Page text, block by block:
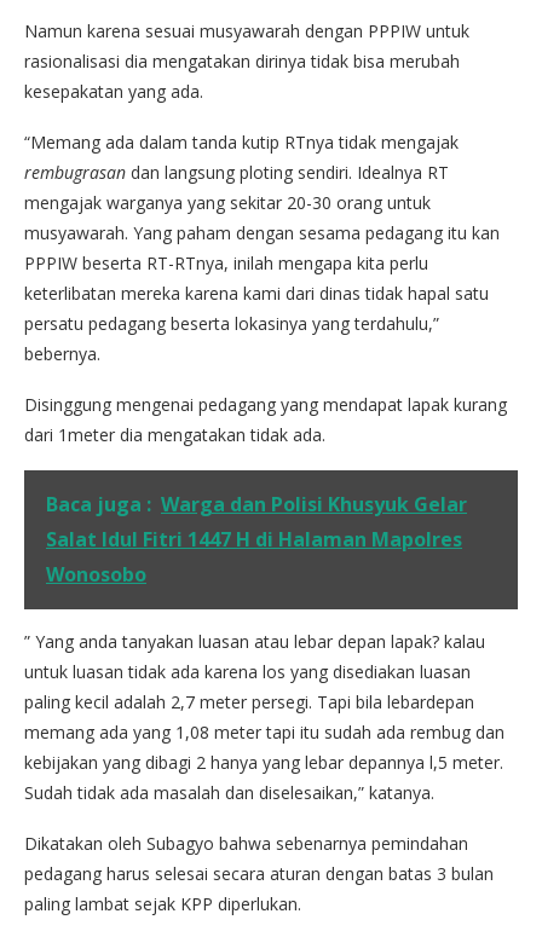
Namun karena sesuai musyawarah dengan PPPIW untuk
rasionalisasi dia mengatakan dirinya tidak bisa merubah
kesepakatan yang ada.
“Memang ada dalam tanda kutip RTnya tidak mengajak
rembugrasan dan langsung ploting sendiri. Idealnya RT
mengajak warganya yang sekitar 20-30 orang untuk
musyawarah. Yang paham dengan sesama pedagang itu kan
PPPIW beserta RT-RTnya, inilah mengapa kita perlu
keterlibatan mereka karena kami dari dinas tidak hapal satu
persatu pedagang beserta lokasinya yang terdahulu,”
bebernya.
Disinggung mengenai pedagang yang mendapat lapak kurang
dari 1meter dia mengatakan tidak ada.
Baca juga : Warga dan Polisi Khusyuk Gelar
Salat Idul Fitri 1447 H di Halaman Mapolres
Wonosobo
” Yang anda tanyakan luasan atau lebar depan lapak? kalau
untuk luasan tidak ada karena los yang disediakan luasan
paling kecil adalah 2,7 meter persegi. Tapi bila lebardepan
memang ada yang 1,08 meter tapi itu sudah ada rembug dan
kebijakan yang dibagi 2 hanya yang lebar depannya l,5 meter.
Sudah tidak ada masalah dan diselesaikan,” katanya.
Dikatakan oleh Subagyo bahwa sebenarnya pemindahan
pedagang harus selesai secara aturan dengan batas 3 bulan
paling lambat sejak KPP diperlukan.